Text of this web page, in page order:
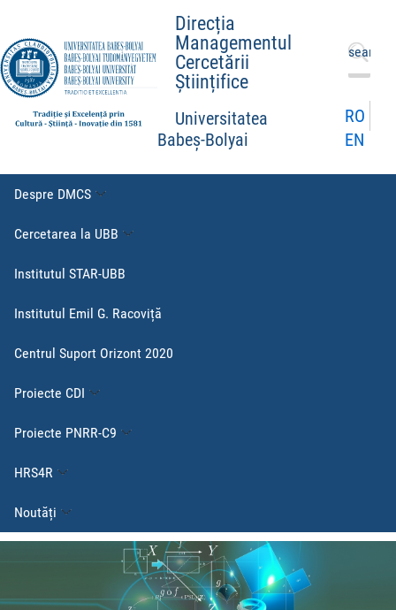
Direcția
Managementul
Cercetării
Științifice
Universitatea
Babeș-Bolyai
Caută
după:
RO
EN
Despre DMCS
Cercetarea la UBB
Institutul STAR-UBB
Institutul Emil G. Racoviță
Centrul Suport Orizont 2020
Proiecte CDI
Proiecte PNRR-C9
HRS4R
Noutăți